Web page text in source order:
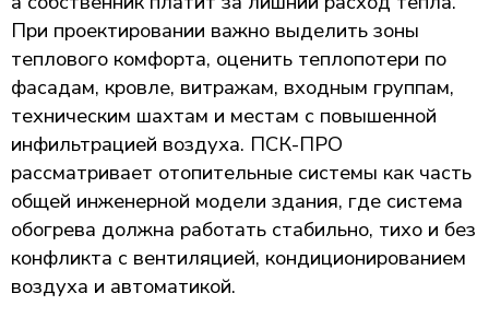
При проектировании важно выделить зоны
теплового комфорта, оценить теплопотери по
фасадам, кровле, витражам, входным группам,
техническим шахтам и местам с повышенной
инфильтрацией воздуха. ПСК-ПРО
рассматривает отопительные системы как часть
общей инженерной модели здания, где система
обогрева должна работать стабильно, тихо и без
конфликта с вентиляцией, кондиционированием
воздуха и автоматикой.